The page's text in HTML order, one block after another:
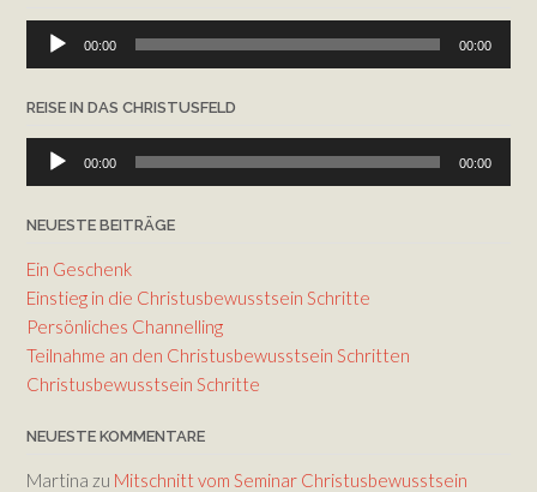
Audio-
Player
00:00 00:00
REISE IN DAS CHRISTUSFELD
Audio-
Player
00:00 00:00
NEUESTE BEITRÄGE
Ein Geschenk
Einstieg in die Christusbewusstsein Schritte
Persönliches Channelling
Teilnahme an den Christusbewusstsein Schritten
Christusbewusstsein Schritte
NEUESTE KOMMENTARE
Martina zu Mitschnitt vom Seminar Christusbewusstsein